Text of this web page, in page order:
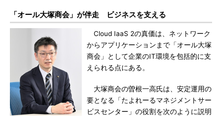
「オール大塚商会」が伴走 ビジネスを支える
Cloud IaaS 2の真価は、ネットワーク
からアプリケーションまで「オール大塚
商会」として企業のIT環境を包括的に支
えられる点にある。
大塚商会の曽根一高氏は、安定運用の
要となる「たよれーるマネジメントサー
ビスセンター」の役割を次のように説明